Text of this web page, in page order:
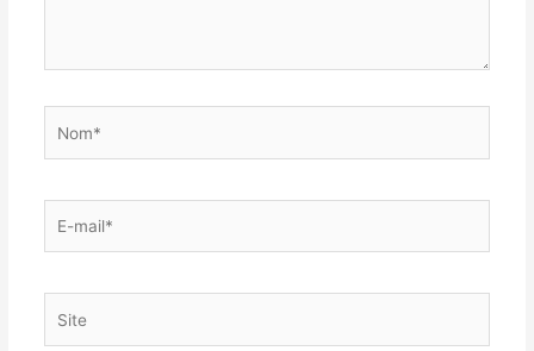
mail*